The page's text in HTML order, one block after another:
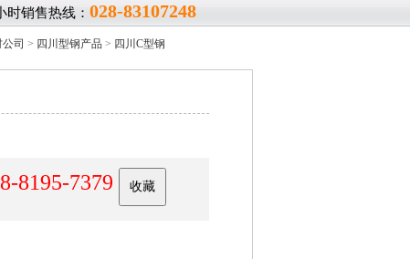
时销售热线： 028-83107248
司 > 四川型钢产品 > 四川C型钢
8195-7379